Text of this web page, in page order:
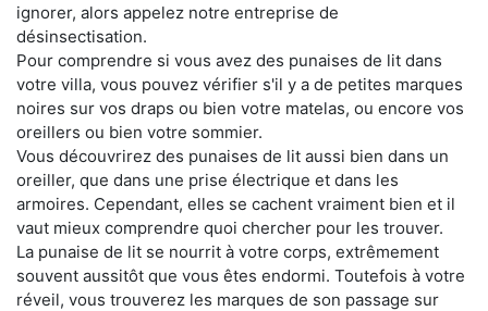
ignorer, alors appelez notre entreprise de
désinsectisation.
Pour comprendre si vous avez des punaises de lit dans
votre villa, vous pouvez vérifier s'il y a de petites marques
noires sur vos draps ou bien votre matelas, ou encore vos
oreillers ou bien votre sommier.
Vous découvrirez des punaises de lit aussi bien dans un
oreiller, que dans une prise électrique et dans les
armoires. Cependant, elles se cachent vraiment bien et il
vaut mieux comprendre quoi chercher pour les trouver.
La punaise de lit se nourrit à votre corps, extrêmement
souvent aussitôt que vous êtes endormi. Toutefois à votre
réveil, vous trouverez les marques de son passage sur